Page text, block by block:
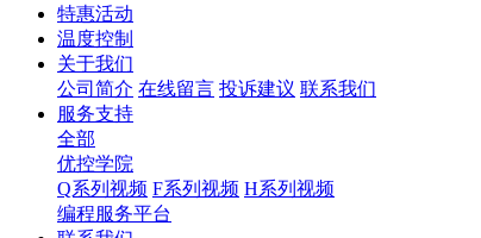
特惠活动
温度控制
关于我们
公司简介 在线留言 投诉建议 联系我们
服务支持
全部
优控学院
Q系列视频 F系列视频 H系列视频
编程服务平台